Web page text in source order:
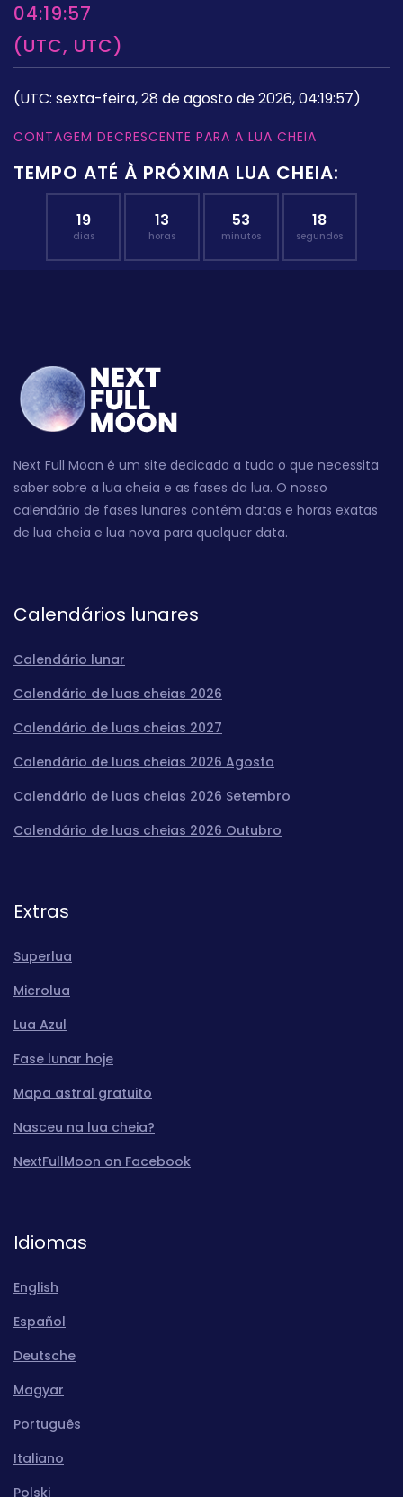
04:19:57
(UTC, UTC)
(UTC: sexta-feira, 28 de agosto de 2026, 04:19:57)
CONTAGEM DECRESCENTE PARA A LUA CHEIA
TEMPO ATÉ À PRÓXIMA LUA CHEIA:
19
dias
13
horas
53
minutos
17
segundos
Next Full Moon é um site dedicado a tudo o que necessita
saber sobre a lua cheia e as fases da lua. O nosso
calendário de fases lunares contém datas e horas exatas
de lua cheia e lua nova para qualquer data.
Calendários lunares
Calendário lunar
Calendário de luas cheias 2026
Calendário de luas cheias 2027
Calendário de luas cheias 2026 Agosto
Calendário de luas cheias 2026 Setembro
Calendário de luas cheias 2026 Outubro
Extras
Superlua
Microlua
Lua Azul
Fase lunar hoje
Mapa astral gratuito
Nasceu na lua cheia?
NextFullMoon on Facebook
Idiomas
English
Español
Deutsche
Magyar
Português
Italiano
Polski